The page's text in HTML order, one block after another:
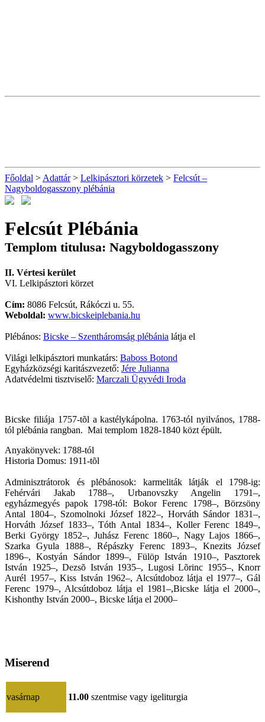
Főoldal > Adattár> Lelkipásztori körzetek > Felcsút –
Nagyboldogasszony plébánia
Felcsút Plébánia
Templom titulusa: Nagyboldogasszony
II. Vértesi kerület
VI. Lelkipásztori körzet
Cím: 8086 Felcsút, Rákóczi u. 55.
Weboldal: www.bicskeiplebania.hu
Plébános: Bicske – Szentháromság plébánia látja el
Világi lelkipásztori munkatárs: Baboss Botond
Egyházközségi karitászvezető: Jére Julianna
Adatvédelmi tisztviselő: Marczali Ügyvédi Iroda
Bicske filiája 1757-tõl a kastélykápolna. 1763-tól nyilvános, 1788-
tól plébánia rangban. Mai templom 1828-1840 közt épült.
Anyakönyvek: 1788-tól
Historia Domus: 1911-tõl
Adminisztrátorok és plébánosok: karmeliták látják el 1798-ig:
Fehérvári Jakab 1788–, Urbanovszky Angelin 1791–,
egyházmegyés papok 1798-tól: Bokor Ferenc 1798–, Börzsöny
Antal 1804–, Szomolnoki József 1822–, Horváth Sándor 1831–,
Horváth József 1833–, Tóth Antal 1834–, Koller Ferenc 1849–,
Berki György 1852–, Juhász Ferenc 1860–, Nagy Lajos 1866–,
Szarka Gyula 1888–, Répászky Ferenc 1893–, Knezits József
1896–, Kostyán Sándor 1899–, Fülöp István 1910–, Pasztorek
István 1925–, Dezsõ István 1935–, Lugosi Lõrinc 1955–, Knorr
Aurél 1957–, Kiss István 1962–, Alcsútdoboz látja el 1977–, Gál
Ferenc 1979–, Alcsútdoboz látja el 1981–,Bicske látja el 2000–,
Kishonthy István 2000–, Bicske látja el 2000–
Miserend
vasárnap 11.00 szentmise vagy igeliturgia